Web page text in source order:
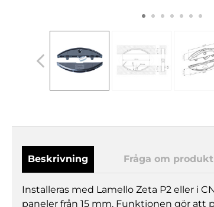
Beskrivning Fråga om produkt
Installeras med Lamello Zeta P2 eller i
paneler från 15 mm. Funktionen gör att